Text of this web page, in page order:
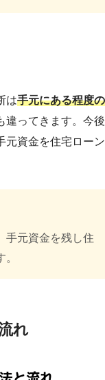
は手元にある程度の
違ってきます。今後
元資金を住宅ローン
手元資金を残し住
れ